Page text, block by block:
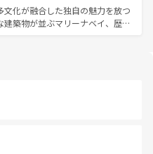
すいタイの人々、仏教を中心とし
光資源が、訪れる旅人を魅了し続
ろを回れるのも魅力。息をのむよ
験まで、香港を存分に楽しみ尽く
文化が融合した独自の魅力を放つ
建築物が並ぶマリーナベイ、歴史
情を楽しめる外せないスポット